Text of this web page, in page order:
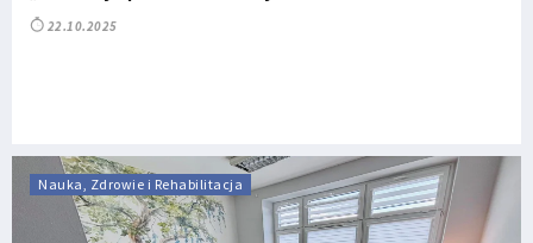
22.10.2025
Nauka, Zdrowie i Rehabilitacja